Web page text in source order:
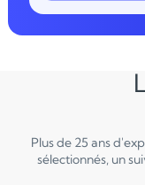
Plus de 25 ans
sélectionnés, un